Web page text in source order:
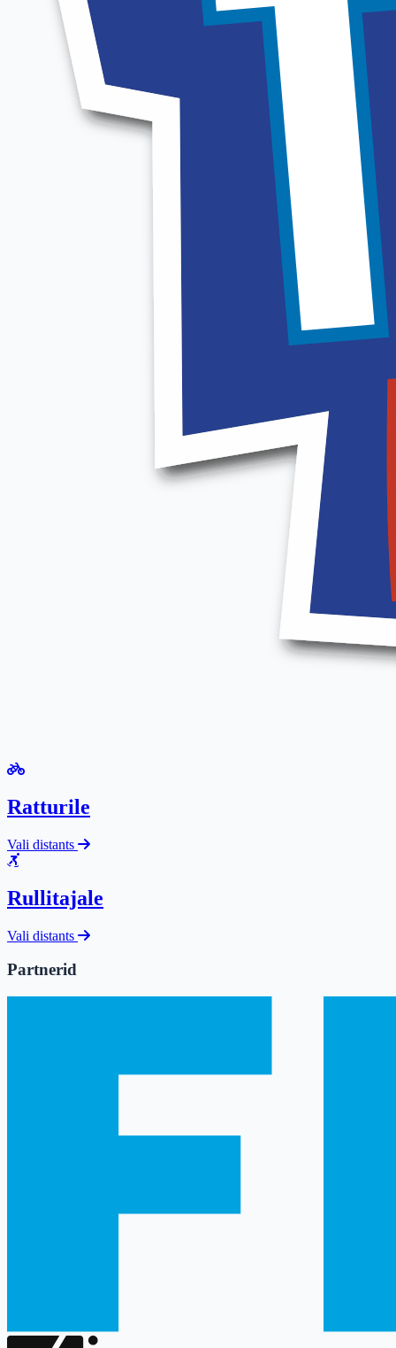
Ratturile
Vali distants
Rullitajale
Vali distants
Partnerid